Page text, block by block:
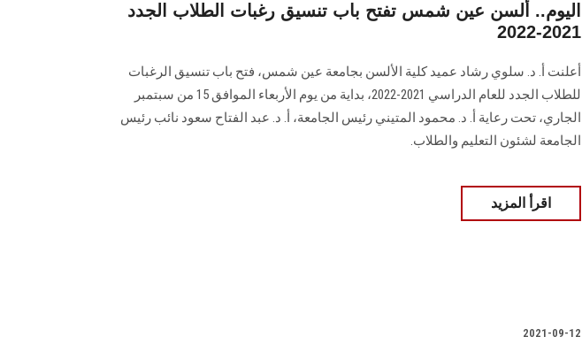
اليوم.. ألسن عين شمس تفتح باب تنسيق رغبات الطلاب الجدد
2021-2022
أعلنت أ. د. سلوي رشاد عميد كلية الألسن بجامعة عين شمس، فتح باب تنسيق الرغبات
للطلاب الجدد للعام الدراسي 2021-2022، بداية من يوم الأربعاء الموافق 15 من سبتمبر
الجاري، تحت رعاية أ. د. محمود المتيني رئيس الجامعة، أ. د. عبد الفتاح سعود نائب رئيس
الجامعة لشئون التعليم والطلاب.
اقرأ المزيد
2021-09-12